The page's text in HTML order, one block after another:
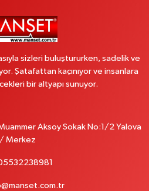
sizleri buluştururken, sadelik ve
Şatafattan kaçınıyor ve insanlara
bir altyapı sunuyor.
Aksoy Sokak No:1/2 Yalova
/ Merkez